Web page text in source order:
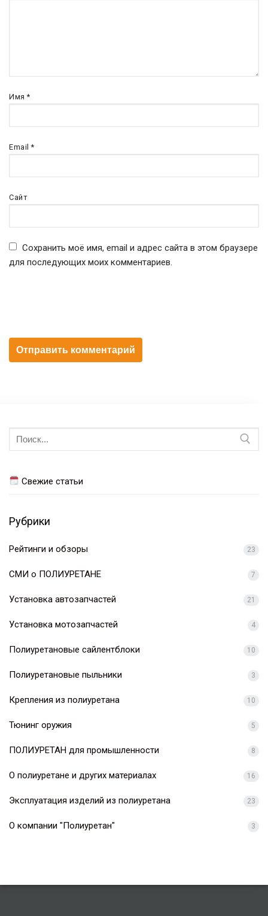
Имя*
Email*
Сайт
Сохранить моё имя, email и адрес сайта в этом браузере
для последующих моих комментариев.
Искать:
Свежие статьи
Рубрики
Рейтинги и обзоры 23
СМИ о ПОЛИУРЕТАНЕ 7
Установка автозапчастей 21
Установка мотозапчастей 4
Полиуретановые сайлентблоки 10
Полиуретановые пыльники 3
Крепления из полиуретана 10
Тюнинг оружия 5
ПОЛИУРЕТАН для промышленности 8
О полиуретане и других материалах 16
Эксплуатация изделий из полиуретана 23
О компании "Полиуретан" 3